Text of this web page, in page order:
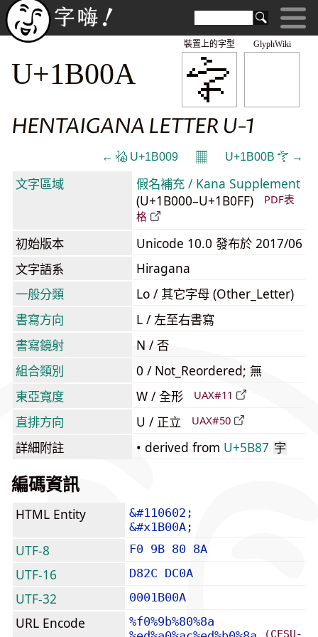
GlyphWiki
𛀊
裝置上的字型
U+1B00A
HENTAIGANA LETTER U-1
← 𛀉 U+1B009 𝄜 U+1B00B 𛀋 →
文字區域
假名補充 / Kana Supplement
(U+1B000–U+1B0FF)
PDF表
格
初始版本
Unicode 10.0 發布於 2017/06
文字語系
Hiragana
一般分類
Lo / 其它字母 (Other_Letter)
書寫方向
L / 左至右書寫
書寫鏡射
N / 否
組合類別
0 / Not_Reordered; 無
東亞寬度
W / 全形 UAX#11
直排方向 U / 正立 UAX#50
詳細附註 • derived from U+5B87 宇
編碼資訊
HTML Entity
&#110602;
&#x1B00A;
UTF-8 F0 9B 80 8A
UTF-16 D82C DC0A
UTF-32 0001B00A
URL Encode
%f0%9b%80%8a
(CESU-